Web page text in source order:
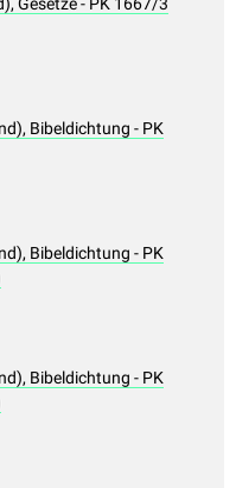
Bibeldichtung - PK
Bibeldichtung - PK
Bibeldichtung - PK